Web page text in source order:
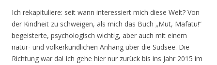
Ich rekapituliere: seit wann interessiert mich diese Welt? Von
der Kindheit zu schweigen, als mich das Buch „Mut, Mafatu!“
begeisterte, psychologisch wichtig, aber auch mit einem
natur- und völkerkundlichen Anhang über die Südsee. Die
Richtung war da! Ich gehe hier nur zurück bis ins Jahr 2015 im